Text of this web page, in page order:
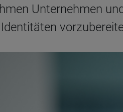
Unternehmen